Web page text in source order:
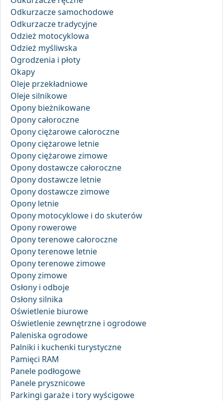
Odkurzacze samochodowe
Odkurzacze tradycyjne
Odzież motocyklowa
Odzież myśliwska
Ogrodzenia i płoty
Okapy
Oleje przekładniowe
Oleje silnikowe
Opony bieżnikowane
Opony całoroczne
Opony ciężarowe całoroczne
Opony ciężarowe letnie
Opony ciężarowe zimowe
Opony dostawcze całoroczne
Opony dostawcze letnie
Opony dostawcze zimowe
Opony letnie
Opony motocyklowe i do skuterów
Opony rowerowe
Opony terenowe całoroczne
Opony terenowe letnie
Opony terenowe zimowe
Opony zimowe
Osłony i odboje
Osłony silnika
Oświetlenie biurowe
Oświetlenie zewnętrzne i ogrodowe
Paleniska ogrodowe
Palniki i kuchenki turystyczne
Pamięci RAM
Panele podłogowe
Panele prysznicowe
Parkingi garaże i tory wyścigowe